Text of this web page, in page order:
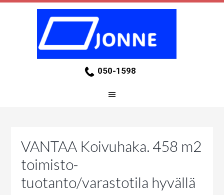
050-1598
VANTAA Koivuhaka. 458 m2
toimisto-
tuotanto/varastotila hyvällä